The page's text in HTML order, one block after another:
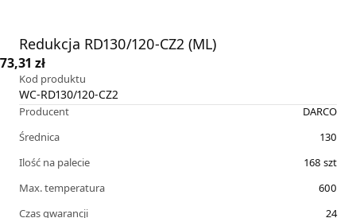
Redukcja RD130/120-CZ2 (ML)
73,31 zł
Kod produktu
WC-RD130/120-CZ2
Producent
DARCO
Średnica
130
Ilość na palecie
168 szt
Max. temperatura
600
Czas gwarancji
24